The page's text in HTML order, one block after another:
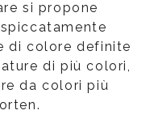
si propone
di colore definite
di più colori,
da colori più